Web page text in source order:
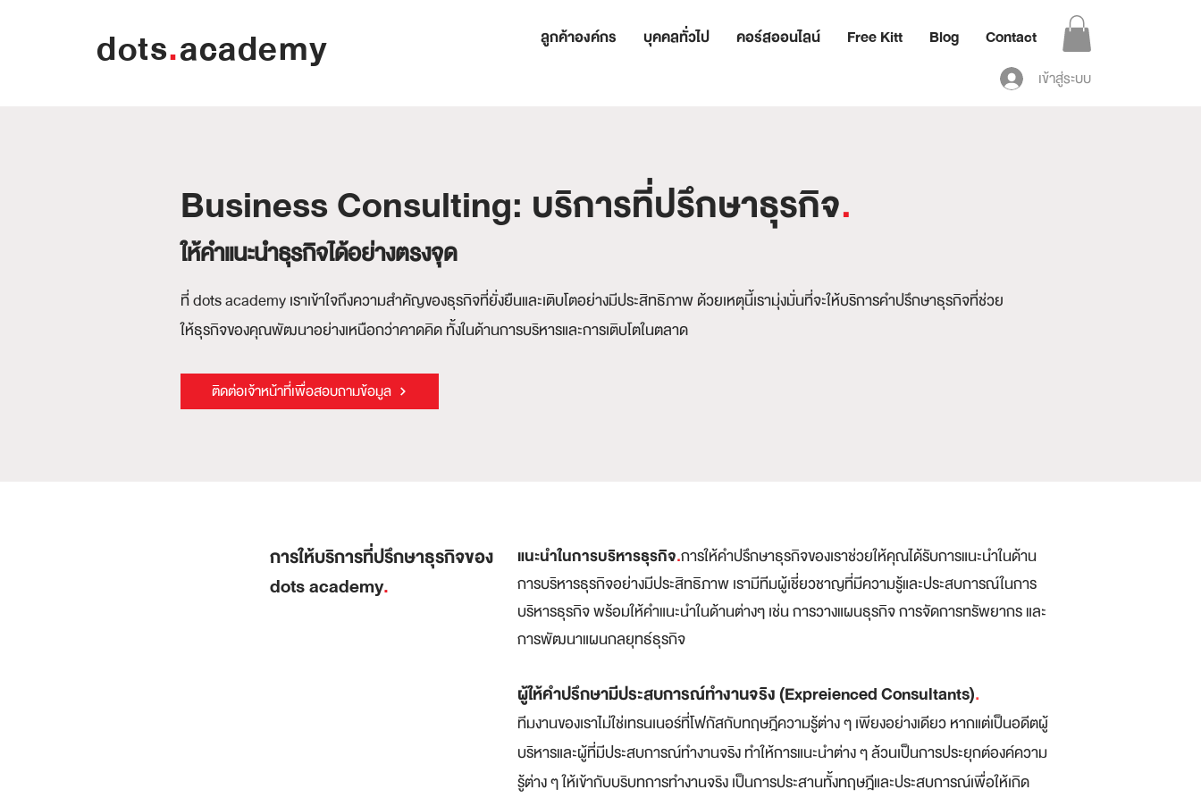
dots.academy ลูกค้าองค์กร บุคคลทั่วไป คอร์สออนไลน์ Free Kitt Blog Contact
เข้าสู่ระบบ
Business Consulting: บริการที่ปรึกษาธุรกิจ.
ให้คำแนะนำธุรกิจได้อย่างตรงจุด
ที่ dots academy เราเข้าใจถึงความสำคัญของธุรกิจที่ยั่งยืนและเติบโตอย่างมีประสิทธิภาพ ด้วยเหตุนี้เรามุ่งมั่นที่จะให้บริการคำปรึกษาธุรกิจที่ช่วย
ให้ธุรกิจของคุณพัฒนาอย่างเหนือกว่าคาดคิด ทั้งในด้านการบริหารและการเติบโตในตลาด
ติดต่อเจ้าหน้าที่เพื่อสอบถามข้อมูล
การให้บริการที่ปรึกษาธุรกิจของ
dots academy.
แนะนำในการบริหารธุรกิจ.การให้คำปรึกษาธุรกิจของเราช่วยให้คุณได้รับการแนะนำในด้าน
การบริหารธุรกิจอย่างมีประสิทธิภาพ เรามีทีมผู้เชี่ยวชาญที่มีความรู้และประสบการณ์ในการ
บริหารธุรกิจ พร้อมให้คำแนะนำในด้านต่างๆ เช่น การวางแผนธุรกิจ การจัดการทรัพยากร และ
การพัฒนาแผนกลยุทธ์ธุรกิจ
ผู้ให้คำปรึกษามีประสบการณ์ทำงานจริง (Expreienced Consultants).
ทีมงานของเราไม่ใช่เทรนเนอร์ที่โฟกัสกับทฤษฎีความรู้ต่าง ๆ เพียงอย่างเดียว หากแต่เป็นอดีตผู้
บริหารและผู้ที่มีประสบการณ์ทำงานจริง ทำให้การแนะนำต่าง ๆ ล้วนเป็นการประยุกต์องค์ความ
รู้ต่าง ๆ ให้เข้ากับบริบทการทำงานจริง เป็นการประสานทั้งทฤษฎีและประสบการณ์เพื่อให้เกิด